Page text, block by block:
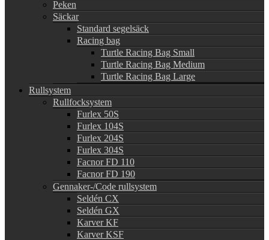
Peken
Säckar
Standard segelsäck
Racing bag
Turtle Racing Bag Small
Turtle Racing Bag Medium
Turtle Racing Bag Large
Rullsystem
Rullfocksystem
Furlex 50S
Furlex 104S
Furlex 204S
Furlex 304S
Facnor FD 110
Facnor FD 190
Gennaker-/Code rullsystem
Seldén CX
Seldén GX
Karver KF
Karver KSF